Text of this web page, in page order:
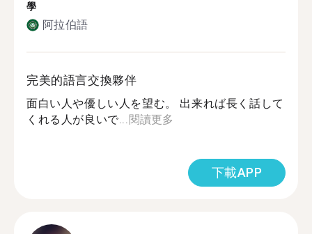
學
阿拉伯語
完美的語言交換夥伴
面白い人や優しい人を望む。 出来れば長く話して
くれる人が良いで...閱讀更多
下載APP